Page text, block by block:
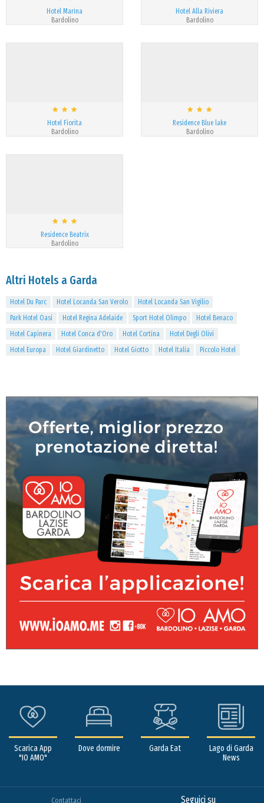
Hotel Marina
Bardolino
Hotel Alla Riviera
Bardolino
Hotel Fiorita
Bardolino
Residence Blue lake
Bardolino
Residence Beatrix
Bardolino
Altri Hotels a Garda
Hotel Du Parc Hotel Locanda San Verolo
Hotel Locanda San Vigilio
Park Hotel Oasi
Hotel Regina Adelaide Sport Hotel Olimpo
Hotel Benaco
Hotel Capinera
Hotel Conca d'Oro Hotel Cortina
Hotel Degli Olivi
Hotel Europa
Hotel Giardinetto Hotel Giotto Hotel Italia Piccolo Hotel
Scarica App
"IO AMO"
Dove dormire Garda Eat
Lago di Garda
News
Contattaci Seguici su